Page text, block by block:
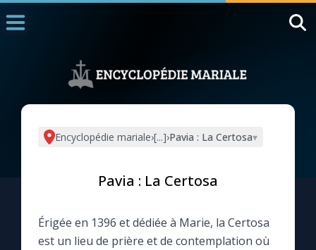
L'actualité de la semaine
La chaîne Youtube
Encyclopédie mariale›[...]›Pavia : La Certosa▾
Pavia : La Certosa
Érigée en 1396 et dédiée à Marie, la Certosa
est un lieu de prière et de contemplation où